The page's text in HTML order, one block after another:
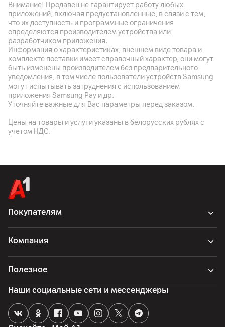
LANFEI Co. Ltd., Китай , Guangzhou , 2/F, №58. Industrial Road,
Xiyi Village, Luopu Street, Dashi Town
Комплект поставки
чехол
Страна производитель
Китай
Внимание! Продавец не гарантирует работу любых
приложений, включая предустановленные, в связи с тем,
что их доступность и программные ограничения
определяются производителем устройства или
разработчиком приложения.
Информация о характеристиках, внешнем виде товара и
комплекте поставки имеет справочный характер, они могут
быть изменены производителем без предварительного
уведомления, в том числе пользователи устройств Samsung
могут испытывать затруднения с использованием
приложения Samsung Pay и др.
Уточняйте важные для Вас параметры перед заказом.
Цены на товары и услуги указаны в белорусских рублях с
учетом НДС.
Покупателям
Компания
Полезное
Наши социальные сети и мессенджеры